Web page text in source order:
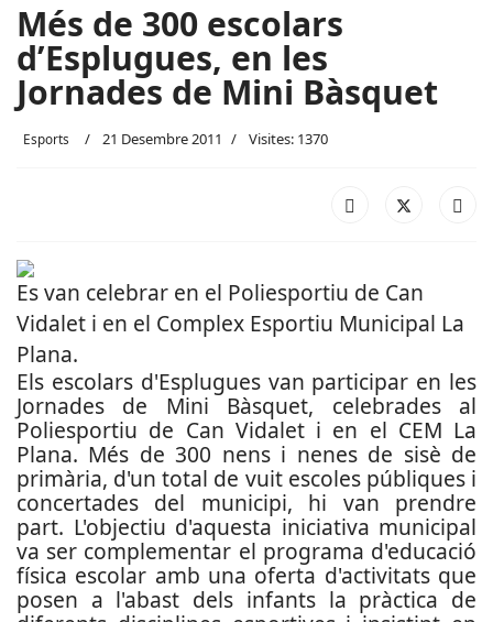
Més de 300 escolars
d’Esplugues, en les
Jornades de Mini Bàsquet
Esports 21 Desembre 2011 Visites: 1370
Es van celebrar en el Poliesportiu de Can
Vidalet i en el Complex Esportiu Municipal La
Plana.
Els escolars d'Esplugues van participar en les
Jornades de Mini Bàsquet, celebrades al
Poliesportiu de Can Vidalet i en el CEM La
Plana. Més de 300 nens i nenes de sisè de
primària, d'un total de vuit escoles públiques i
concertades del municipi, hi van prendre
part. L'objectiu d'aquesta iniciativa municipal
va ser complementar el programa d'educació
física escolar amb una oferta d'activitats que
posen a l'abast dels infants la pràctica de